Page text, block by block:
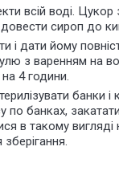
всій воді.
сироп до
і дати йому
з варенням на
4 години.
банки
банках,
в такому